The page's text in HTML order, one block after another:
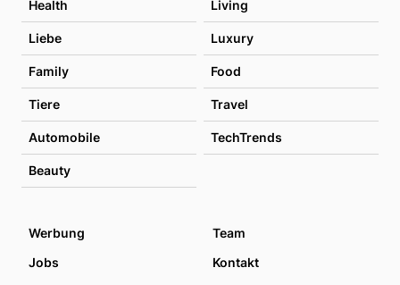
Health Living
Liebe Luxury
Family Food
Tiere Travel
Automobile TechTrends
Beauty
Werbung
Team
Jobs
Kontakt